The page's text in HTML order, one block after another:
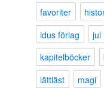
favoriter
idus förlag
jul
kapitelböcker
lättläst
magi